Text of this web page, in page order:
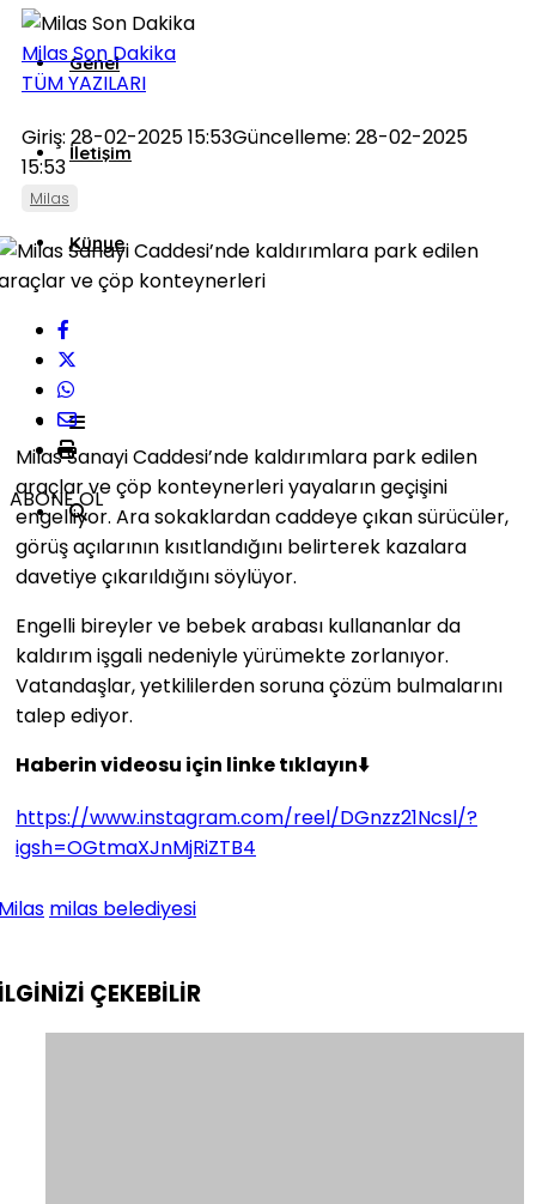
Genel
İletişim
Künye
Milas Son Dakika
TÜM YAZILARI
Giriş: 28-02-2025 15:53Güncelleme: 28-02-2025
15:53
Milas
ABONE OL
Milas Sanayi Caddesi’nde kaldırımlara park edilen
araçlar ve çöp konteynerleri yayaların geçişini
engelliyor. Ara sokaklardan caddeye çıkan sürücüler,
görüş açılarının kısıtlandığını belirterek kazalara
davetiye çıkarıldığını söylüyor.
Engelli bireyler ve bebek arabası kullananlar da
kaldırım işgali nedeniyle yürümekte zorlanıyor.
Vatandaşlar, yetkililerden soruna çözüm bulmalarını
talep ediyor.
Haberin videosu için linke tıklayın⬇️
https://www.instagram.com/reel/DGnzz21Ncsl/?
igsh=OGtmaXJnMjRiZTB4
milas belediyesi
ÇEKEBİLİR